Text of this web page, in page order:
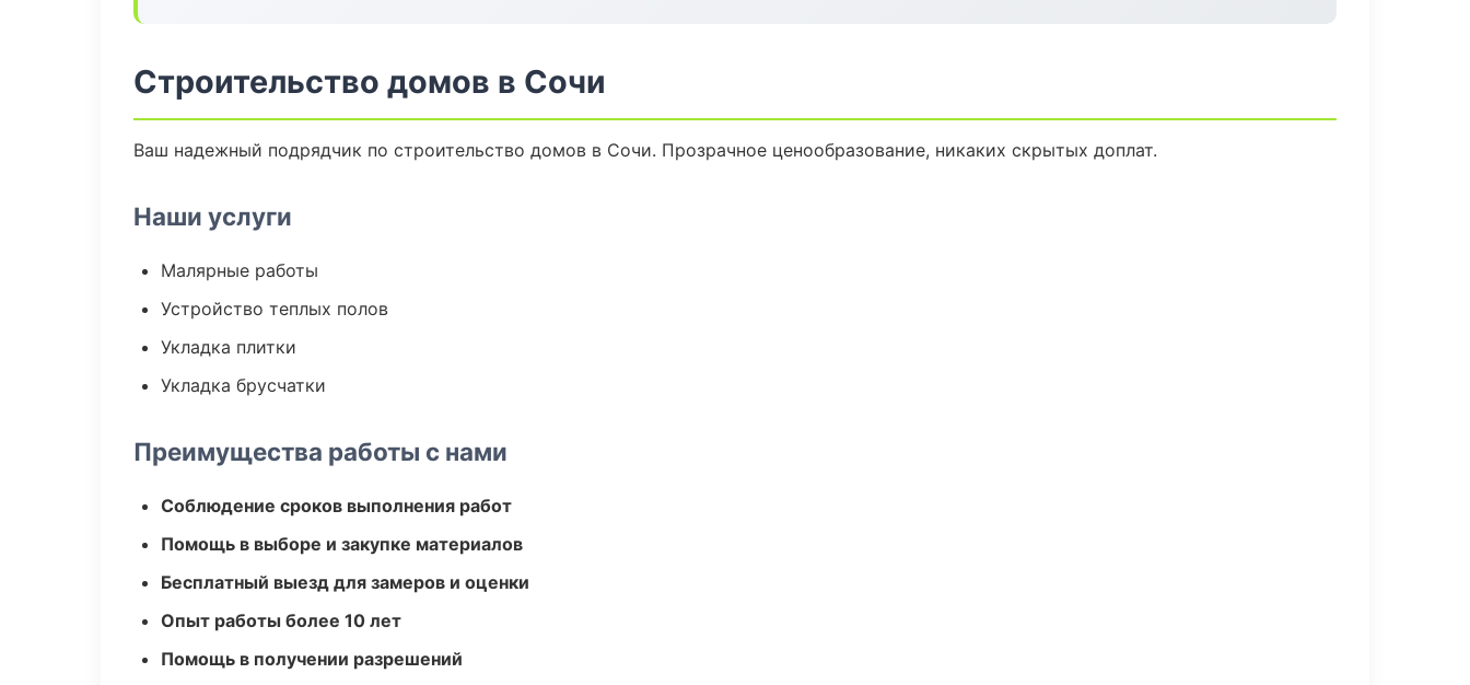
Строительство домов в Сочи
Ваш надежный подрядчик по строительство домов в Сочи. Прозрачное ценообразование, никаких скрытых доплат.
Наши услуги
Малярные работы
Устройство теплых полов
Укладка плитки
Укладка брусчатки
Преимущества работы с нами
Соблюдение сроков выполнения работ
Помощь в выборе и закупке материалов
Бесплатный выезд для замеров и оценки
Опыт работы более 10 лет
Помощь в получении разрешений